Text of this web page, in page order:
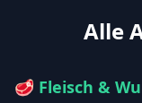
Alle
🥩 Fleisch &